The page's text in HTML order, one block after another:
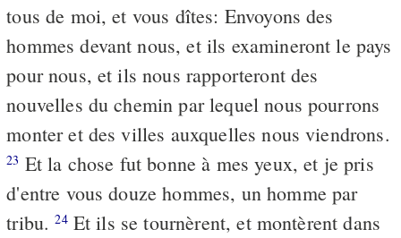
tous de moi, et vous dîtes: Envoyons des
hommes devant nous, et ils examineront le pays
pour nous, et ils nous rapporteront des
nouvelles du chemin par lequel nous pourrons
monter et des villes auxquelles nous viendrons.
23 Et la chose fut bonne à mes yeux, et je pris
d'entre vous douze hommes, un homme par
tribu.24Et ils se tournèrent, et montèrent dans